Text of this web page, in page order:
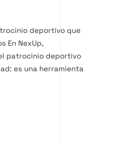
deportivo que
En NexUp,
patrocinio deportivo
es una herramienta